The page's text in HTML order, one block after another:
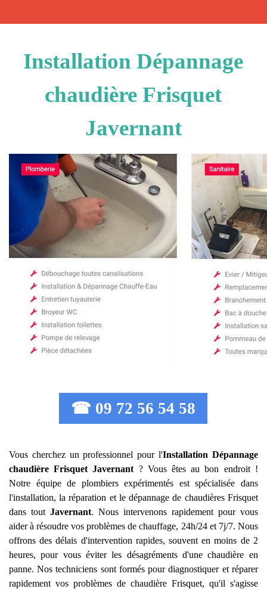
Installation Dépannage
chaudière Frisquet
Javernant
☎ 09 72 56 54 58
Vous cherchez un professionnel pour l'Installation Dépannage
chaudière Frisquet Javernant ? Vous êtes au bon endroit !
Notre équipe de plombiers expérimentés est spécialisée dans
l'installation, la réparation et le dépannage de chaudières Frisquet
dans tout Javernant. Nous intervenons rapidement pour vous
aider à résoudre vos problèmes de chauffage, 24h/24 et 7j/7. Nous
offrons des délais d'intervention rapides, souvent en moins de 2
heures, pour vous éviter les désagréments d'une chaudière en
panne. Nos techniciens sont formés pour diagnostiquer et réparer
rapidement vos problèmes de chaudière Frisquet, qu'il s'agisse